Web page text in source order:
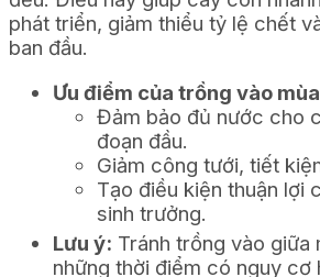
phát triển, giảm thiểu tỷ lệ chết
ban đầu.
Ưu điểm của trồng vào
Đảm bảo đủ nước cho
đoạn đầu.
Giảm công tưới, tiết
Tạo điều kiện thuận lợi
sinh trưởng.
Lưu ý: Tránh trồng vào giữa
những thời điểm có nguy cơ